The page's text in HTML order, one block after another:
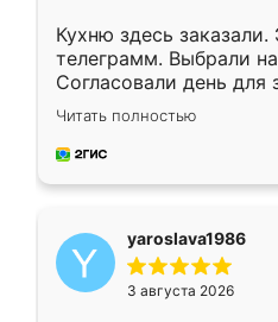
Кухню здесь
телеграмм. Выбрали
Согласовали день для
недели кухня была уже
довольны работой.
мебель за
Читать полностью
yaroslava1986
3 августа 2026